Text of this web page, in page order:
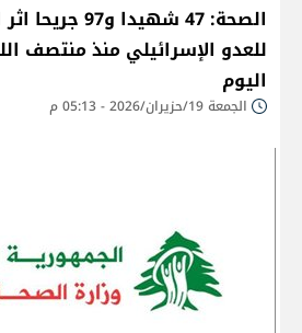
الصحة: 47 شهيدا
للعدو الإسرائيلي منذ منتصف
اليوم
الجمعة 19/حزيران/2026 - 05:13 م